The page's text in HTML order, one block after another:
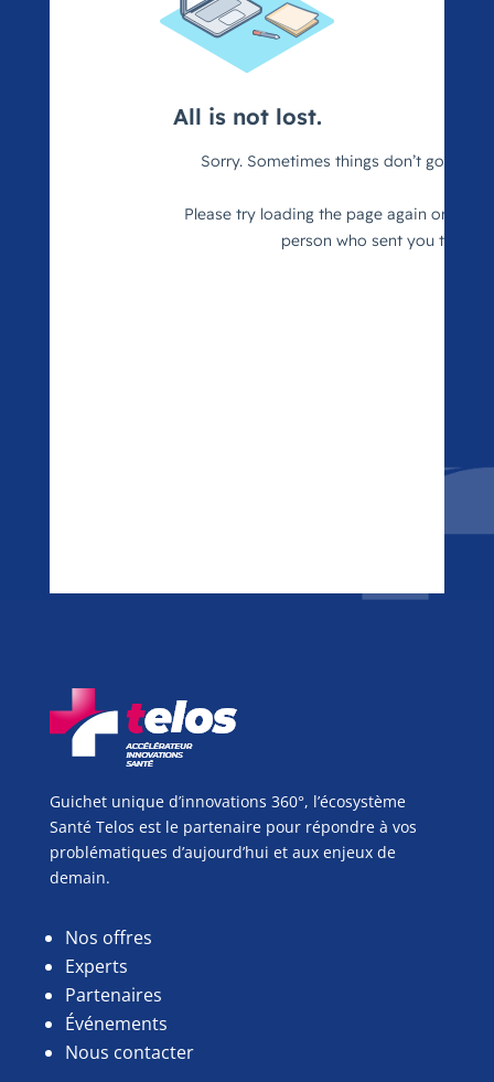
Guichet unique d’innovations 360°, l’écosystème
Santé Telos est le partenaire pour répondre à vos
problématiques d’aujourd’hui et aux enjeux de
demain.
Nos offres
Experts
Partenaires
Événements
Nous contacter